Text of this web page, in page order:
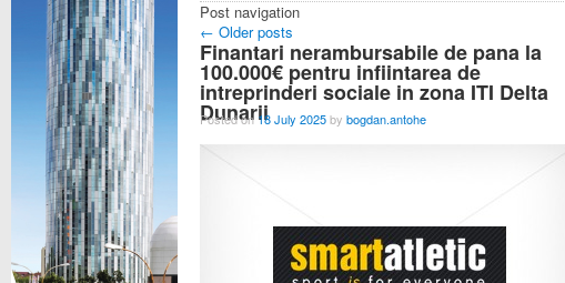
Post navigation
← Older posts
Finantari nerambursabile de pana la
100.000€ pentru infiintarea de
intreprinderi sociale in zona ITI Delta
Dunarii
Posted on 18 July 2025by bogdan.antohe